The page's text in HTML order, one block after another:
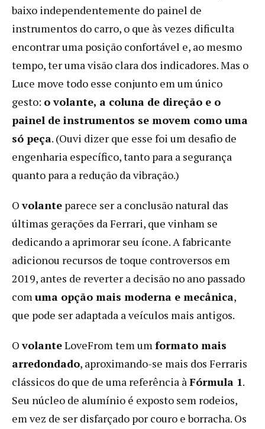
baixo independentemente do painel de
instrumentos do carro, o que às vezes dificulta
encontrar uma posição confortável e, ao mesmo
tempo, ter uma visão clara dos indicadores. Mas o
Luce move todo esse conjunto em um único
gesto: o volante, a coluna de direção e o
painel de instrumentos se movem como uma
só peça. (Ouvi dizer que esse foi um desafio de
engenharia específico, tanto para a segurança
quanto para a redução da vibração.)
Ovolante parece ser a conclusão natural das
últimas gerações da Ferrari, que vinham se
dedicando a aprimorar seu ícone. A fabricante
adicionou recursos de toque controversos em
2019, antes de reverter a decisão no ano passado
comuma opção mais moderna e mecânica,
que pode ser adaptada a veículos mais antigos.
OvolanteLoveFrom tem umformato mais
arredondado, aproximando-se mais dos Ferraris
clássicos do que de uma referência àFórmula 1.
Seu núcleo de alumínio é exposto sem rodeios,
em vez de ser disfarçado por couro e borracha. Os